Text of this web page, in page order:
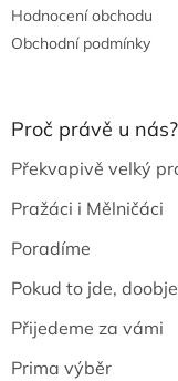
Hodnocení obchodu
Obchodní podmínky
Proč právě u nás?
Překvapivě velký
Pražáci i Mělničáci
Poradíme
Pokud to jde,
Přijedeme za vámi
Prima výběr